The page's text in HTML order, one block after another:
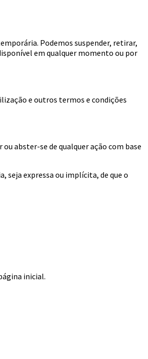
Podemos suspender, retirar,
em qualquer momento ou por
e outros termos e condições
abster-se de qualquer ação com base
seja expressa ou implícita, de que o
inicial.